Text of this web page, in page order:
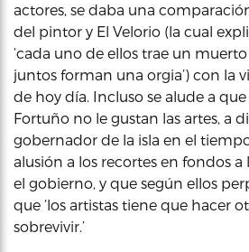
actores, se daba una
del pintor y El Velorio (la cual
‘cada uno de ellos trae un
juntos forman una orgia’) con la
de hoy día. Incluso se alude a
Fortuño no le gustan las artes, a
gobernador de la isla en el
alusión a los recortes en fondos a
el gobierno, y que según ellos
que ‘los artistas tiene que hacer
sobrevivir.’